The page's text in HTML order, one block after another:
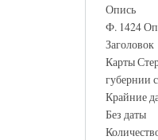
Опись
Ф. 1424
Заголовок
Карты
губернии
Крайние
Без даты